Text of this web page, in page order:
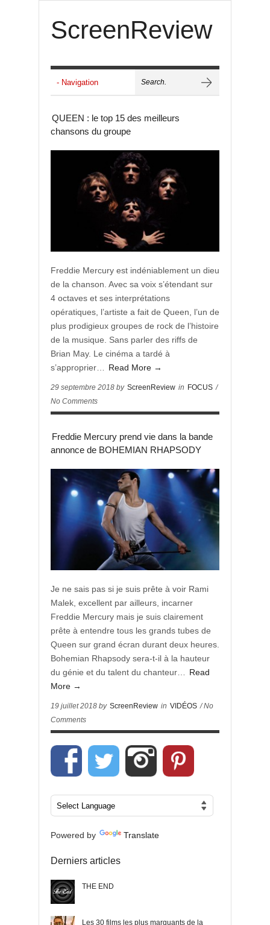
ScreenReview
QUEEN : le top 15 des meilleurs
chansons du groupe
Freddie Mercury est indéniablement un dieu
de la chanson. Avec sa voix s’étendant sur
4 octaves et ses interprétations
opératiques, l’artiste a fait de Queen, l’un de
plus prodigieux groupes de rock de l’histoire
de la musique. Sans parler des riffs de
Brian May. Le cinéma a tardé à
s’approprier…
Read More →
29 septembre 2018 by ScreenReview in FOCUS /
No Comments
Freddie Mercury prend vie dans la bande
annonce de BOHEMIAN RHAPSODY
Je ne sais pas si je suis prête à voir Rami
Malek, excellent par ailleurs, incarner
Freddie Mercury mais je suis clairement
prête à entendre tous les grands tubes de
Queen sur grand écran durant deux heures.
Bohemian Rhapsody sera-t-il à la hauteur
du génie et du talent du chanteur…
Read
More →
19 juillet 2018 by ScreenReview in VIDÉOS / No
Comments
Powered by Translate
Derniers articles
THE END
Les 30 films les plus marquants de la